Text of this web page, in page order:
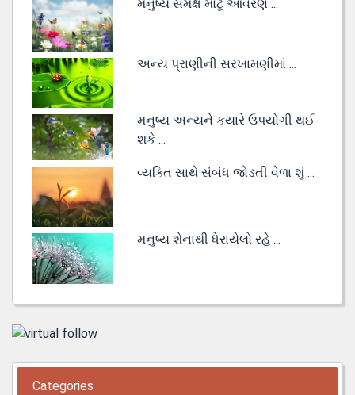
મનુષ્ય સમક્ષ મોટૂં આવરણ ...
અન્ય પ્રાણીની સરખામણીમાં ...
મનુષ્ય અન્યને કયારે ઉપયોગી થઈ
શકે ...
વ્યક્તિ સાથે સંબંધ જોડતી વેળા શું ...
મનુષ્ય શેનાથી ધેરાયેલો રહે ...
Categories